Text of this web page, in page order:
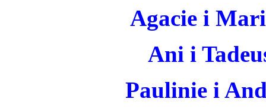
Agacie i
Ani i
Paulinie i